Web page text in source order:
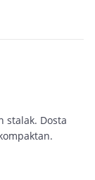
stalak. Dosta